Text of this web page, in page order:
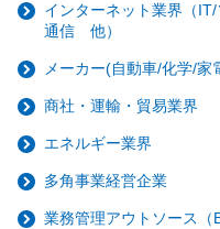
インターネット業界（
通信 他）
メーカー(自動車/化学/
商社・運輸・貿易業界
エネルギー業界
多角事業経営企業
業務管理アウトソース（